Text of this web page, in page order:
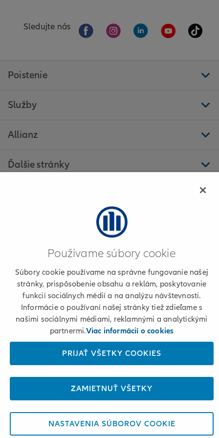
Sledujte nás
Poistenie
Služby
Allianz
Ďalšie stránky
Informácie o poskytovateľovi
Podmienky používania a cookies
Osobné údaje
© 2026 Allianz
+421 2 50 122 222
Používame súbory cookie
Súbory cookie používame na správne fungovanie našej
stránky, prispôsobenie obsahu a reklám, poskytovanie
funkcií sociálnych médií a na analýzu návštevnosti.
Informácie o používaní našej stránky tiež zdieľame s
našimi sociálnymi médiami, reklamnými a analytickými
partnermi.Viac informácií o cookies
PRIJAŤ VŠETKY COOKIES
ZAMIETNUŤ VŠETKY
NASTAVENIA SÚBOROV COOKIE